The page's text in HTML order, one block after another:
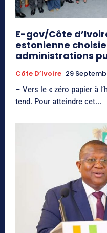
E-gov/Côte
estonienne
administrations
Côte D’Ivoire 29
– Vers le « zéro papier à
tend. Pour atteindre cet...